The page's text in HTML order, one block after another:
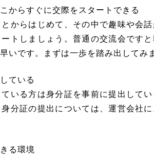
からすぐに交際をスタートできる
からはじめて、その中で趣味や会
トしましょう。普通の交流会です
いです。まずは一歩を踏み出してみ
ている
いる方は身分証を事前に提出して
分証の提出については、運営会社
る環境